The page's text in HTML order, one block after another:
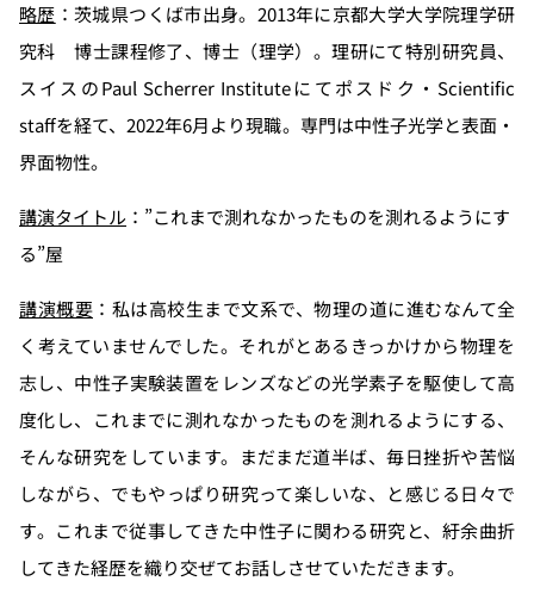
略歴 ：茨城県つくば市出身。2013年に京都大学大学院理学研
究科 博士課程修了、博士（理学）。理研にて特別研究員、
スイスのPaul Scherrer Instituteにてポスドク・Scientific
staffを経て、2022年6月より現職。専門は中性子光学と表面・
界面物性。
講演タイトル ：”これまで測れなかったものを測れるようにす
る”屋
講演概要 ：私は高校生まで文系で、物理の道に進むなんて全
く考えていませんでした。それがとあるきっかけから物理を
志し、中性子実験装置をレンズなどの光学素子を駆使して高
度化し、これまでに測れなかったものを測れるようにする、
そんな研究をしています。まだまだ道半ば、毎日挫折や苦悩
しながら、でもやっぱり研究って楽しいな、と感じる日々で
す。これまで従事してきた中性子に関わる研究と、紆余曲折
してきた経歴を織り交ぜてお話しさせていただきます。